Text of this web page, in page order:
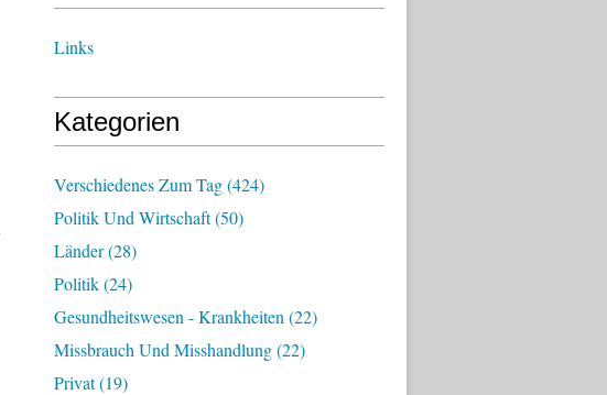
Links
Kategorien
Verschiedenes Zum Tag(424)
Politik Und Wirtschaft(50)
Länder(28)
Politik(24)
Gesundheitswesen - Krankheiten (22)
Missbrauch Und Misshandlung(22)
Privat(19)